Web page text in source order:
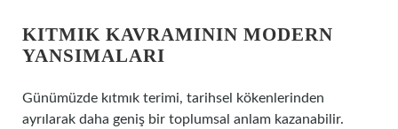
KITMIK KAVRAMININ MODERN
YANSIMALARI
Günümüzde kıtmık terimi, tarihsel kökenlerinden
ayrılarak daha geniş bir toplumsal anlam kazanabilir.